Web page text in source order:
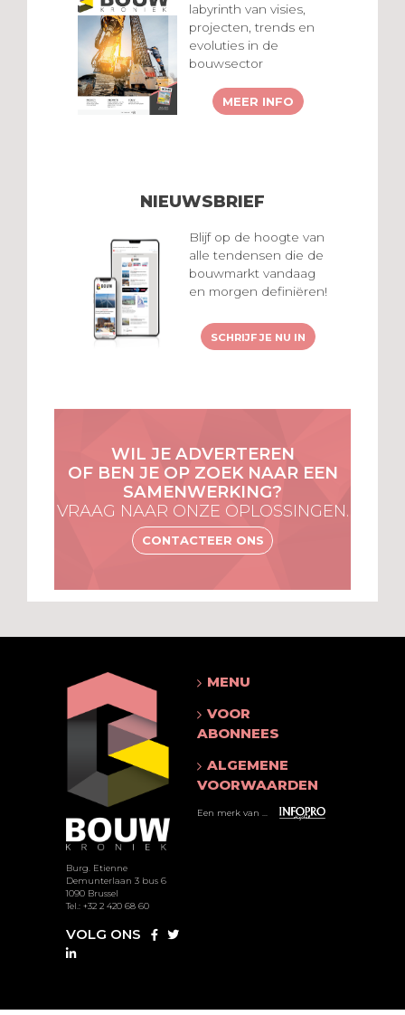
labyrinth van visies,
projecten, trends en
evoluties in de
bouwsector
MEER INFO
NIEUWSBRIEF
Blijf op de hoogte van
alle tendensen die de
bouwmarkt vandaag
en morgen definiëren!
SCHRIJF JE NU IN
WIL JE ADVERTEREN
OF BEN JE OP ZOEK NAAR EEN
SAMENWERKING?
VRAAG NAAR ONZE OPLOSSINGEN.
CONTACTEER ONS
Burg. Etienne
Demunterlaan 3 bus 6
1090 Brussel
Tel.: +32 2 420 68 60
VOLG ONS
MENU
VOOR
ABONNEES
ALGEMENE
VOORWAARDEN
Een merk van ...